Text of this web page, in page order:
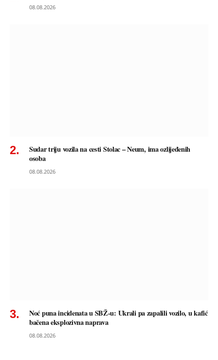
08.08.2026
Sudar triju vozila na cesti Stolac – Neum, ima ozlijeđenih
osoba
08.08.2026
Noć puna incidenata u SBŽ-u: Ukrali pa zapalili vozilo, u kafić
bačena eksplozivna naprava
08.08.2026